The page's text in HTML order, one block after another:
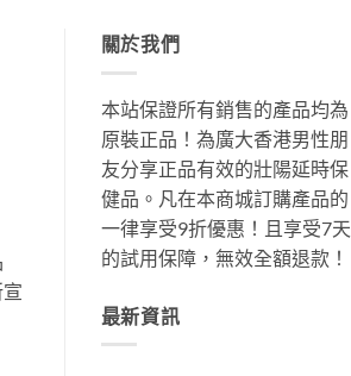
關於我們
本站保證所有銷售的產品均為
原裝正品！為廣大香港男性朋
友分享正品有效的壯陽延時保
健品。凡在本商城訂購產品的
一律享受9折優惠！且享受7天
的試用保障，無效全額退款！
最新資訊